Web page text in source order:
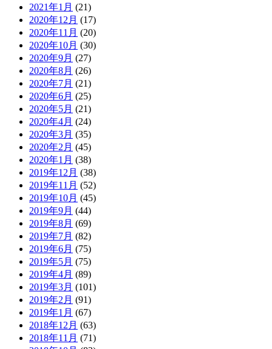
2021年1月 (21)
2020年12月 (17)
2020年11月 (20)
2020年10月 (30)
2020年9月 (27)
2020年8月 (26)
2020年7月 (21)
2020年6月 (25)
2020年5月 (21)
2020年4月 (24)
2020年3月 (35)
2020年2月 (45)
2020年1月 (38)
2019年12月 (38)
2019年11月 (52)
2019年10月 (45)
2019年9月 (44)
2019年8月 (69)
2019年7月 (82)
2019年6月 (75)
2019年5月 (75)
2019年4月 (89)
2019年3月 (101)
2019年2月 (91)
2019年1月 (67)
2018年12月 (63)
2018年11月 (71)